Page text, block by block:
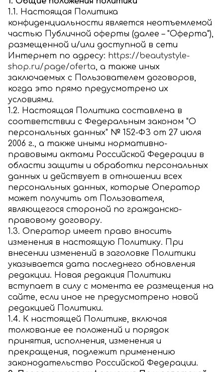
1.1. Настоящая Политика
конфиденциальности является неотъемлемой
частью Публичной оферты (далее – "Оферта"),
размещенной и/или доступной в сети
Интернет по адресу: https://beautystyle-
shop.ru/page/oferta , а также иных
заключаемых с Пользователем договоров,
когда это прямо предусмотрено их
условиями.
1.2. Настоящая Политика составлена в
соответствии с Федеральным законом "О
персональных данных" № 152-ФЗ от 27 июля
2006 г., а также иными нормативно-
правовыми актами Российской Федерации в
области защиты и обработки персональных
данных и действует в отношении всех
персональных данных, которые Оператор
может получить от Пользователя,
являющегося стороной по гражданско-
правовому договору.
1.3. Оператор имеет право вносить
изменения в настоящую Политику. При
внесении изменений в заголовке Политики
указывается дата последнего обновления
редакции. Новая редакция Политики
вступает в силу с момента ее размещения на
сайте, если иное не предусмотрено новой
редакцией Политики.
1.4. К настоящей Политике, включая
толкование ее положений и порядок
принятия, исполнения, изменения и
прекращения, подлежит применению
законодательство Российской Федерации.